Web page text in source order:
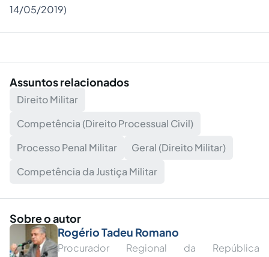
14/05/2019)
Assuntos relacionados
Direito Militar
Competência (Direito Processual Civil)
Processo Penal Militar
Geral (Direito Militar)
Competência da Justiça Militar
Sobre o autor
Rogério Tadeu Romano
Procurador Regional da República